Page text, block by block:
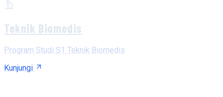
Teknik Biomedis
Program Studi S1 Teknik Biomedis
Kunjungi